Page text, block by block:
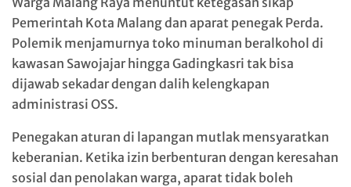
Pemerintah Kota Malang dan aparat penegak Perda.
Polemik menjamurnya toko minuman beralkohol di
kawasan Sawojajar hingga Gadingkasri tak bisa
dijawab sekadar dengan dalih kelengkapan
administrasi OSS.
Penegakan aturan di lapangan mutlak mensyaratkan
keberanian. Ketika izin berbenturan dengan keresahan
sosial dan penolakan warga, aparat tidak boleh